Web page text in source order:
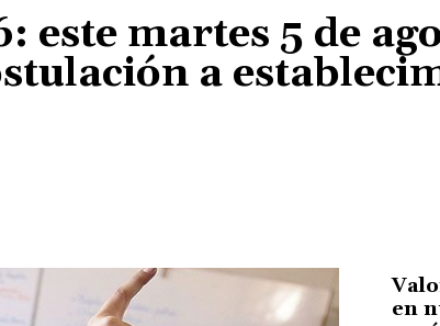
este martes 5 de
a
en